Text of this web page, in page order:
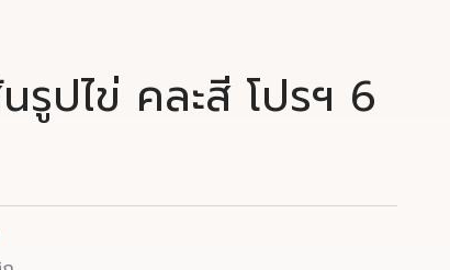
รูปไข่ คละสี โปรฯ 6